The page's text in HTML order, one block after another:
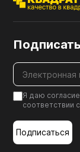
Я даю
соответствии с
Подписаться